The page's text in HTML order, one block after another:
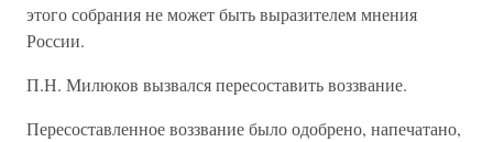
этого собрания не может быть выразителем мнения
России.
П.Н. Милюков вызвался пересоставить воззвание.
Пересоставленное воззвание было одобрено, напечатано,